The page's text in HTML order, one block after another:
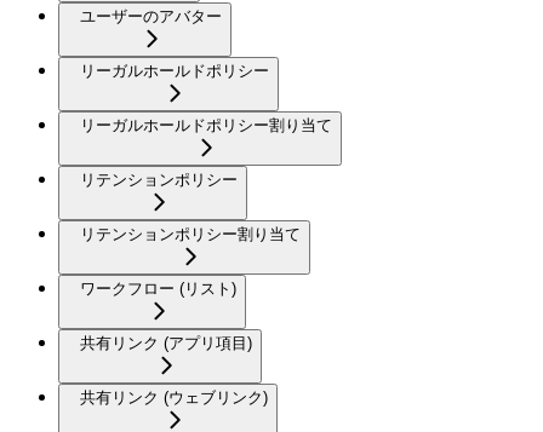
ユーザーのアバター
リーガルホールドポリシー
リーガルホールドポリシー割り当て
リテンションポリシー
リテンションポリシー割り当て
ワークフロー (リスト)
共有リンク (アプリ項目)
共有リンク (ウェブリンク)